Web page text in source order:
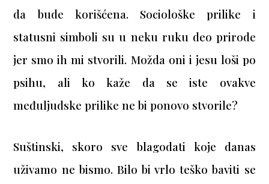
da bude korišćena. Sociološke prilike i
statusni simboli su u neku ruku deo prirode
jer smo ih mi stvorili. Možda oni i jesu loši po
psihu, ali ko kaže da se iste ovakve
međuljudske prilike ne bi ponovo stvorile?
Suštinski, skoro sve blagodati koje danas
uživamo ne bismo. Bilo bi vrlo teško baviti se